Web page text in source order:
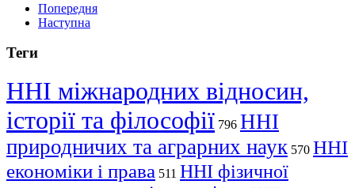
Попередня
Наступна
Теги
ННІ міжнародних відносин,
історії та філософії 796 ННІ
природничих та аграрних наук 570 ННІ
економіки і права 511 ННІ фізичної